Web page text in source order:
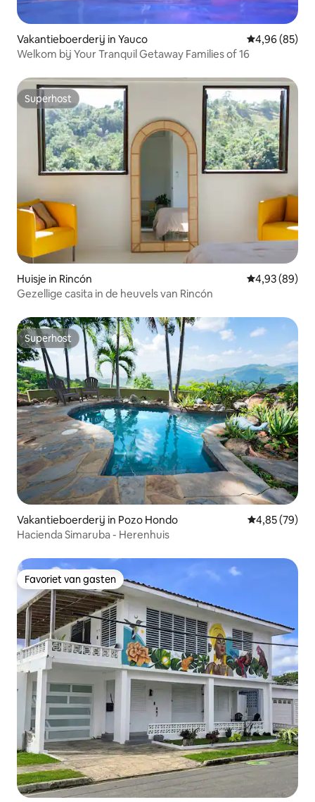
Vakantieboerderij in Yauco Gemiddelde
4,96 (85)
Welkom bij Your Tranquil Getaway Families of 16
Superhost
Superhost
Huisje in Rincón Gemiddelde
4,93 (89)
Gezellige casita in de heuvels van Rincón
Superhost
Superhost
Vakantieboerderij in Pozo Hondo Gemiddelde
4,85 (79)
Hacienda Simaruba - Herenhuis
Favoriet van gasten
Favoriet van gasten